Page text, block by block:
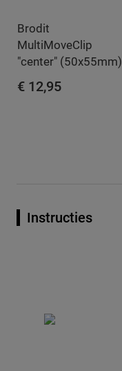
Brodit
MultiMoveClip
"center" (50x55mm)
€ 12,95
Instructies